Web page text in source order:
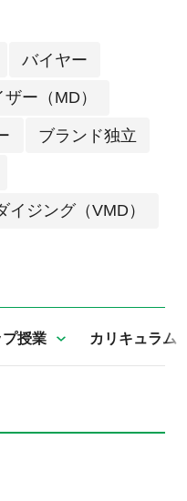
バイヤー
ー（MD）
ブランド独立
ジング（VMD）
プ授業 カリキュラム